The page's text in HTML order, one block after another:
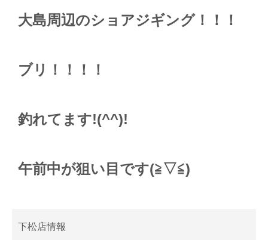
大島周辺のショアジギング！！！
ブリ！！！！
釣れてます!(^^)!
午前中が狙い目です(≧▽≦)
下松店情報